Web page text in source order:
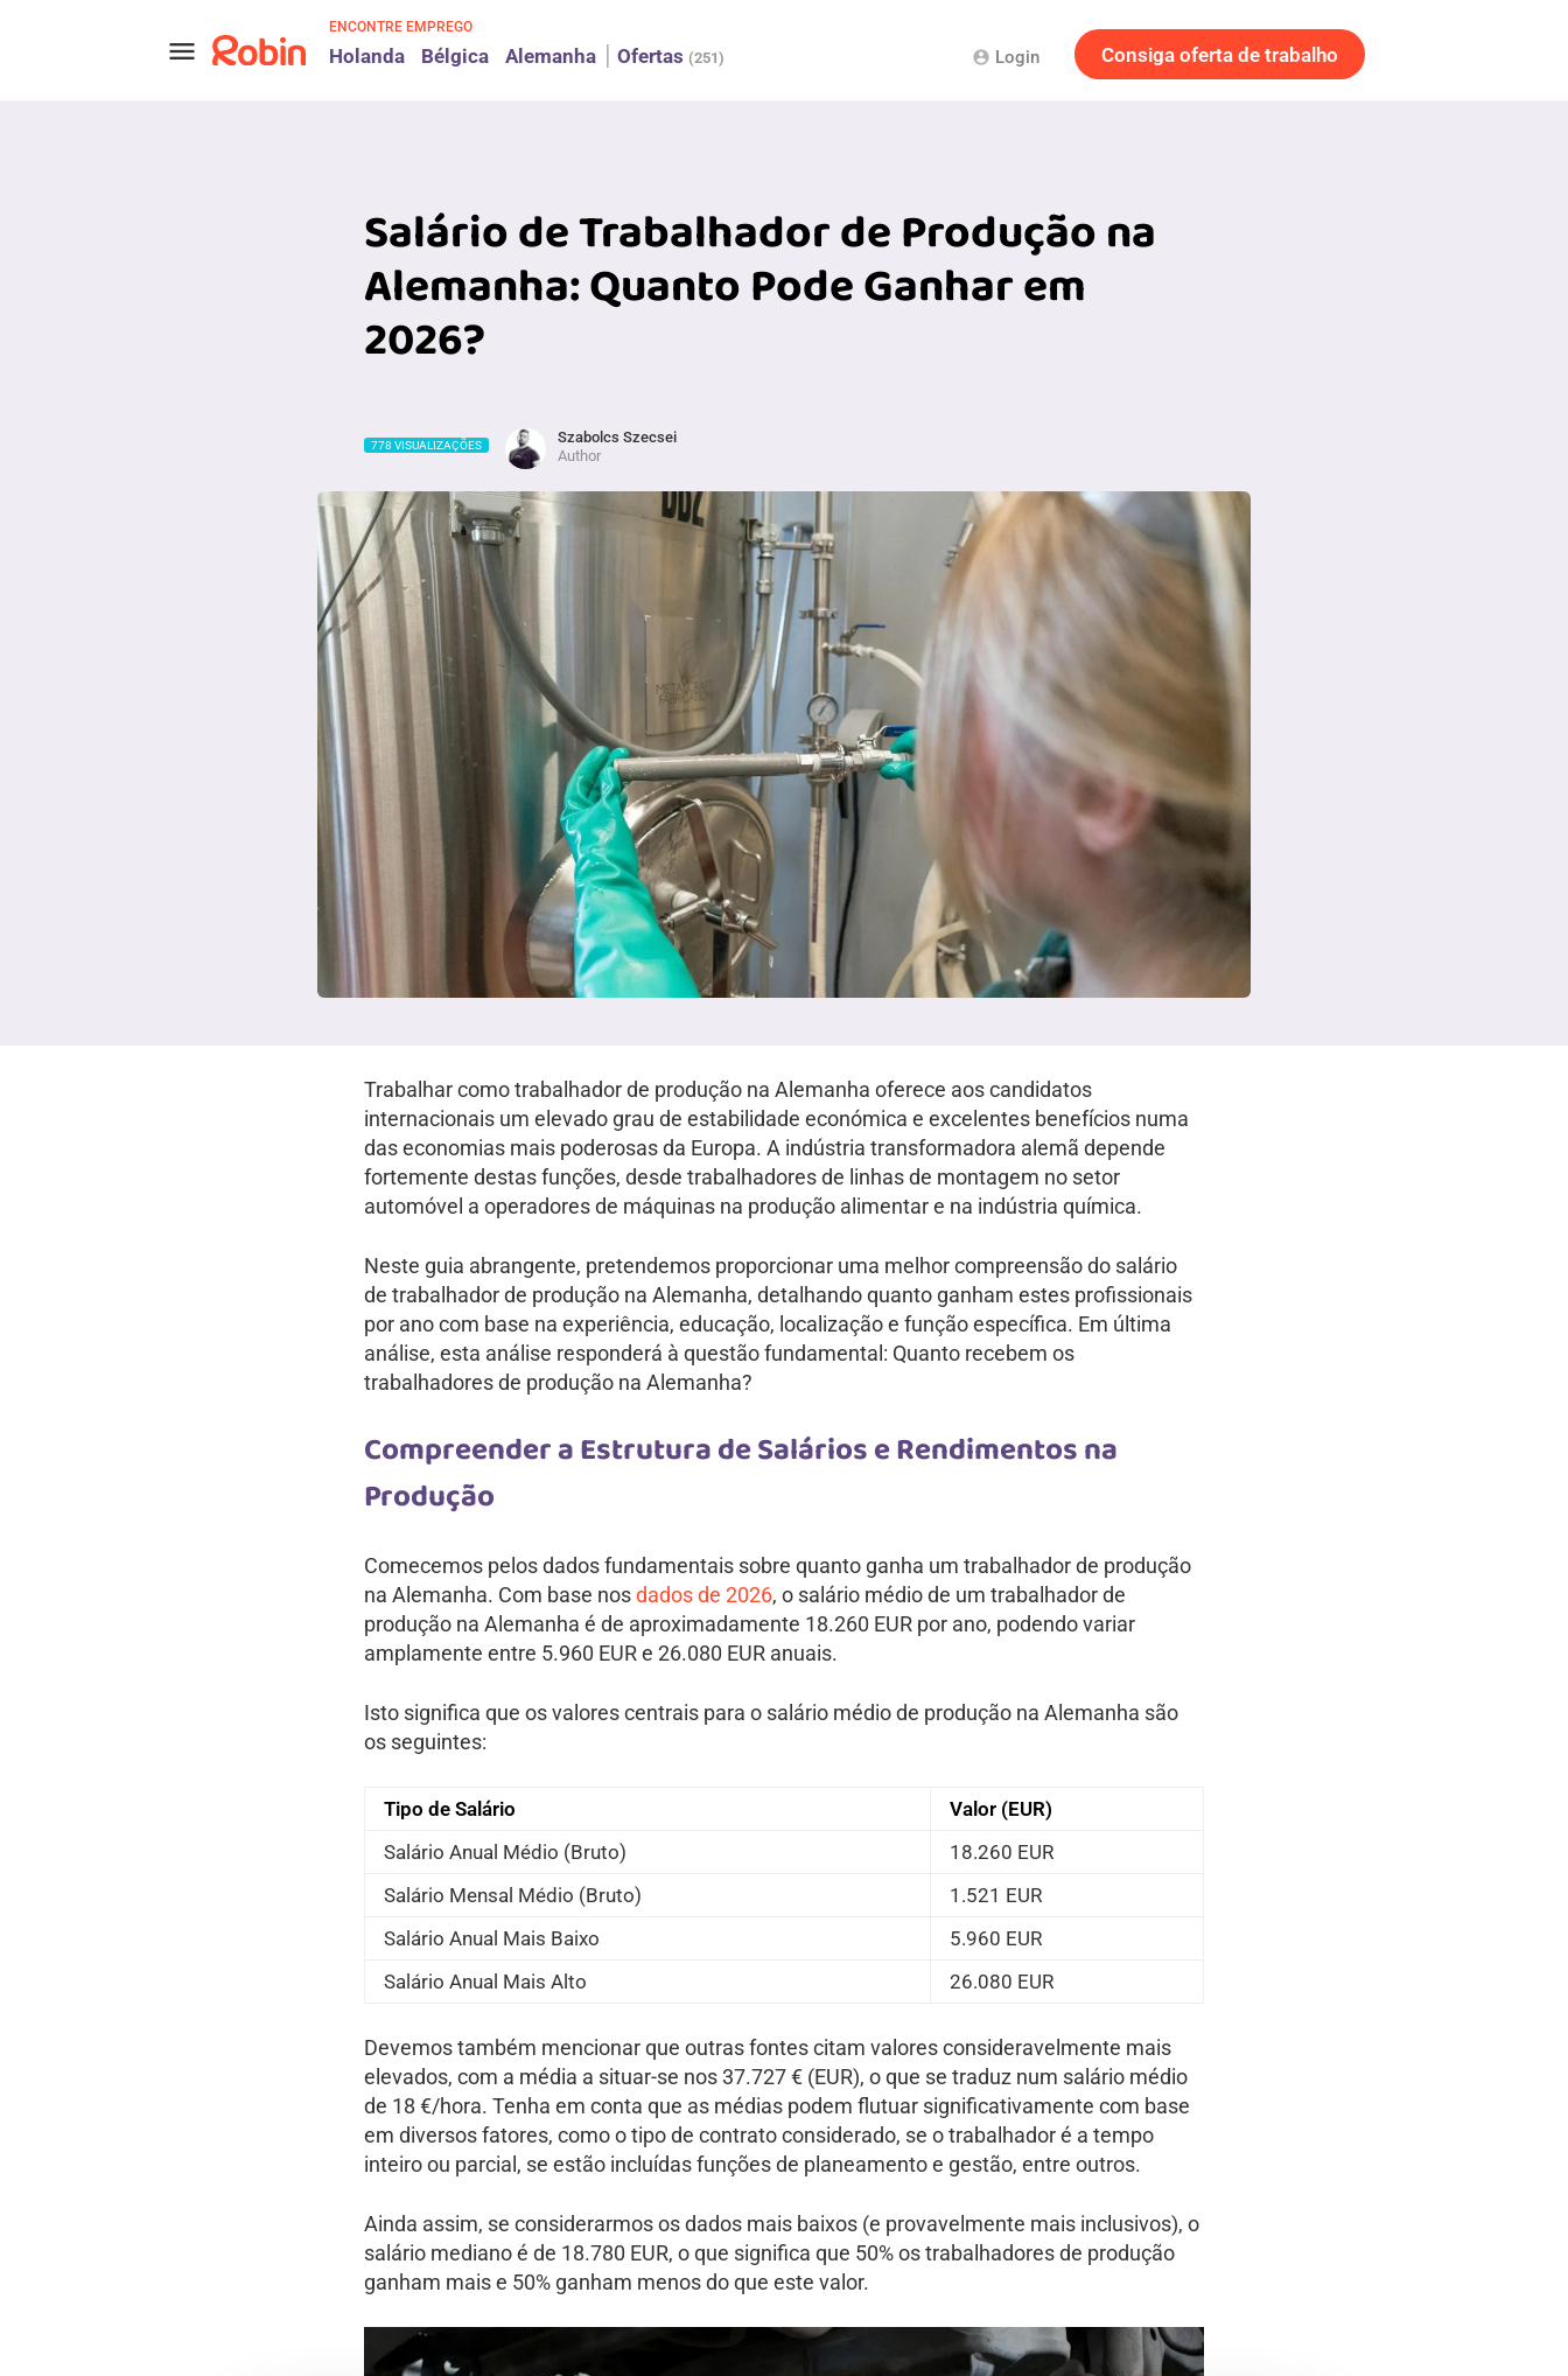
menu
ENCONTRE EMPREGO
Holanda Bélgica Alemanha Ofertas (251) Consiga oferta de trabalho
account_circle Login
Salário de Trabalhador de Produção na
Alemanha: Quanto Pode Ganhar em
2026?
778 VISUALIZAÇÕES
Szabolcs Szecsei
Author
Trabalhar como trabalhador de produção na Alemanha oferece aos candidatos
internacionais um elevado grau de estabilidade económica e excelentes benefícios numa
das economias mais poderosas da Europa. A indústria transformadora alemã depende
fortemente destas funções, desde trabalhadores de linhas de montagem no setor
automóvel a operadores de máquinas na produção alimentar e na indústria química.
Neste guia abrangente, pretendemos proporcionar uma melhor compreensão do salário
de trabalhador de produção na Alemanha, detalhando quanto ganham estes profissionais
por ano com base na experiência, educação, localização e função específica. Em última
análise, esta análise responderá à questão fundamental: Quanto recebem os
trabalhadores de produção na Alemanha?
Compreender a Estrutura de Salários e Rendimentos na
Produção
Comecemos pelos dados fundamentais sobre quanto ganha um trabalhador de produção
na Alemanha. Com base nosdados de 2026, o salário médio de um trabalhador de
produção na Alemanha é de aproximadamente 18.260 EUR por ano, podendo variar
amplamente entre 5.960 EUR e 26.080 EUR anuais.
Isto significa que os valores centrais para o salário médio de produção na Alemanha são
os seguintes:
Tipo de Salário
Valor (EUR)
Salário Anual Médio (Bruto)
18.260 EUR
Salário Mensal Médio (Bruto)
1.521 EUR
Salário Anual Mais Baixo
5.960 EUR
Salário Anual Mais Alto
26.080 EUR
Devemos também mencionar que outras fontes citam valores consideravelmente mais
elevados, com a média a situar-se nos 37.727 € (EUR), o que se traduz num salário médio
de 18 €/hora. Tenha em conta que as médias podem flutuar significativamente com base
em diversos fatores, como o tipo de contrato considerado, se o trabalhador é a tempo
inteiro ou parcial, se estão incluídas funções de planeamento e gestão, entre outros.
Ainda assim, se considerarmos os dados mais baixos (e provavelmente mais inclusivos), o
salário mediano é de 18.780 EUR, o que significa que 50% os trabalhadores de produção
ganham mais e 50% ganham menos do que este valor.